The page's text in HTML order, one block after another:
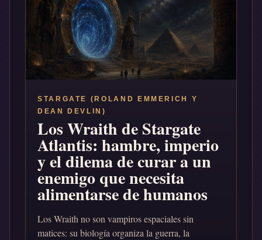
STARGATE (ROLAND EMMERICH Y
DEAN DEVLIN)
Los Wraith de Stargate
Atlantis: hambre, imperio
y el dilema de curar a un
enemigo que necesita
alimentarse de humanos
Los Wraith no son vampiros espaciales sin
matices: su biología organiza la guerra, la